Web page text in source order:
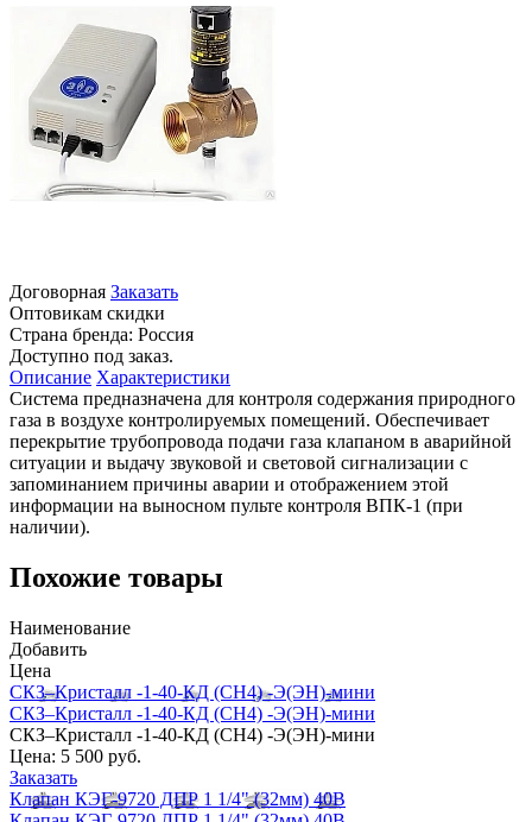
Договорная Заказать
Оптовикам скидки
Страна бренда: Россия
Доступно под заказ.
Описание Характеристики
Система предназначена для контроля содержания природного
газа в воздухе контролируемых помещений. Обеспечивает
перекрытие трубопровода подачи газа клапаном в аварийной
ситуации и выдачу звуковой и световой сигнализации с
запоминанием причины аварии и отображением этой
информации на выносном пульте контроля ВПК-1 (при
наличии).
Похожие товары
Наименование
Добавить
Цена
СКЗ–Кристалл -1-40-КД (СН4) -Э(ЭН)-мини
СКЗ–Кристалл -1-40-КД (СН4) -Э(ЭН)-мини
СКЗ–Кристалл -1-40-КД (СН4) -Э(ЭН)-мини
Цена: 5 500 руб.
Заказать
Клапан КЭГ-9720 ДПР 1 1/4" (32мм) 40В